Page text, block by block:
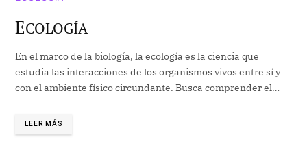
ECOLOGÍA
En el marco de la biología, la ecología es la ciencia que
estudia las interacciones de los organismos vivos entre sí y
con el ambiente físico circundante. Busca comprender el…
LEER MÁS